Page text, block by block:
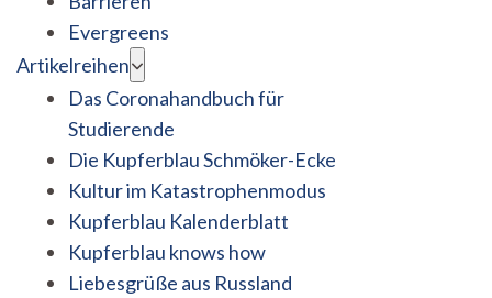
Evergreens
Artikelreihen
Das Coronahandbuch für
Studierende
Die Kupferblau Schmöker-Ecke
Kultur im Katastrophenmodus
Kupferblau Kalenderblatt
Kupferblau knows how
Liebesgrüße aus Russland